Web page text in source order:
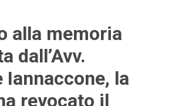
alla memoria
dall’Avv.
Iannaccone, la
revocato il